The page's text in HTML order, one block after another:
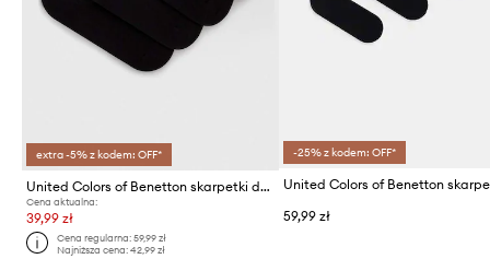
extra -5% z kodem: OFF*
United Colors of Benetton skarpetki dziecięce 4-pack
Cena aktualna:
39,99 zł
Cena regularna:59,99 zł
Najniższa cena:42,99 zł
-25% z kodem: OFF*
59,99 zł